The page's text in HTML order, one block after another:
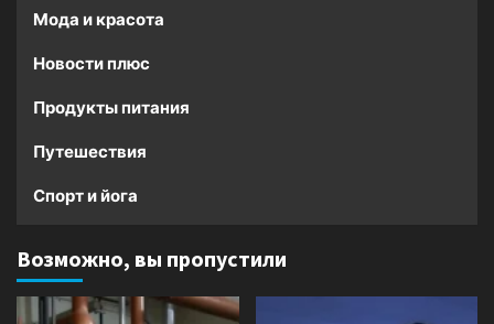
Мода и красота
Новости плюс
Продукты питания
Путешествия
Спорт и йога
Возможно, вы пропустили